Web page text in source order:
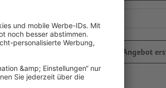
€ 285,02 Angebot